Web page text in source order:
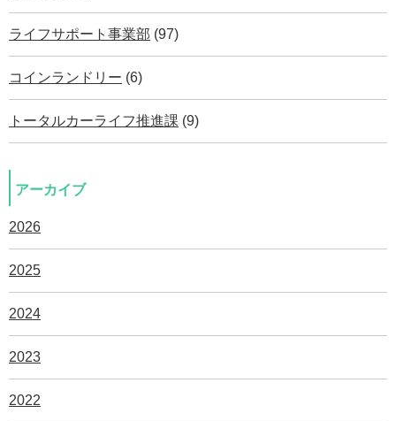
ライフサポート事業部 (97)
コインランドリー (6)
トータルカーライフ推進課 (9)
アーカイブ
2026
2025
2024
2023
2022